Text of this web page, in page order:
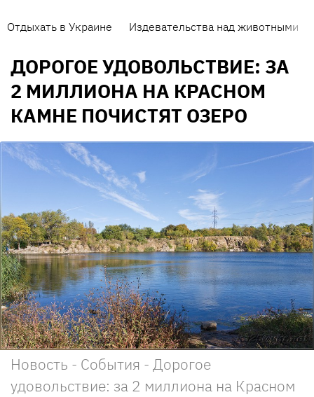
Отдыхать в Украине Издевательства над животными
ДОРОГОЕ УДОВОЛЬСТВИЕ: ЗА
2 МИЛЛИОНА НА КРАСНОМ
КАМНЕ ПОЧИСТЯТ ОЗЕРО
Новость - События - Дорогое
удовольствие: за 2 миллиона на Красном